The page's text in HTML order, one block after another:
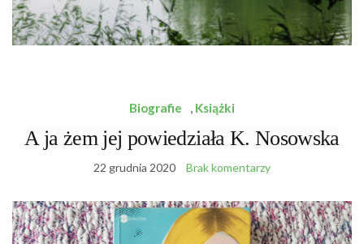
Biografie , Książki
A ja żem jej powiedziała K. Nosowska
22 grudnia 2020 Brak komentarzy